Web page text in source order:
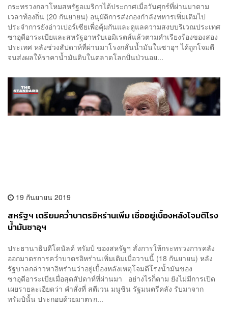
กระทรวงกลาโหมสหรัฐอเมริกาได้ประกาศเมื่อวันศุกร์ที่ผ่านมาตาม
เวลาท้องถิ่น (20 กันยายน) อนุมัติการส่งกองกำลังทหารเพิ่มเติมไป
ประจำการยังอ่าวเปอร์เซียเพื่อคุ้มกันและดูแลความสงบบริเวณประเทศ
ซาอุดีอาระเบียและสหรัฐอาหรับเอมิเรตส์แล้วตามคำเรียงร้องของสอง
ประเทศ หลังช่วงสัปดาห์ที่ผ่านมาโรงกลั่นน้ำมันในซาอุฯ ได้ถูกโจมตี
จนส่งผลให้ราคาน้ำมันดิบในตลาดโลกปั่นป่วนอย...
19 กันยายน 2019
สหรัฐฯ เตรียมคว่ำบาตรอิหร่านเพิ่ม เชื่ออยู่เบื้องหลังโจมตีโรง
น้ำมันซาอุฯ
ประธานาธิบดีโดนัลด์ ทรัมป์ ของสหรัฐฯ สั่งการให้กระทรวงการคลัง
ออกมาตรการคว่ำบาตรอิหร่านเพิ่มเติมเมื่อวานนี้ (18 กันยายน) หลัง
รัฐบาลกล่าวหาอิหร่านว่าอยู่เบื้องหลังเหตุโจมตีโรงน้ำมันของ
ซาอุดีอาระเบียเมื่อสุดสัปดาห์ที่ผ่านมา อย่างไรก็ตาม ยังไม่มีการเปิด
เผยรายละเอียดว่า คำสั่งที่ สตีเวน มนูชิน รัฐมนตรีคลัง รับมาจาก
ทรัมป์นั้น ประกอบด้วยมาตรก...